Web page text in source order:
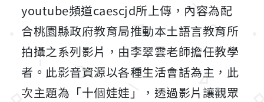
youtube頻道caescjd所上傳，內容為配
合桃園縣政府教育局推動本土語言教育所
拍攝之系列影片，由李翠雲老師擔任教學
者。此影音資源以各種生活會話為主，此
次主題為「十個娃娃」，透過影片讓觀眾